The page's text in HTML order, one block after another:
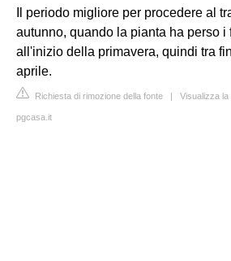
Il periodo migliore per procedere al
autunno, quando la pianta ha perso i
all'inizio della primavera, quindi tra
aprile.
Richiesta di rimozione della fonte | Visualizza
pgcasa.it